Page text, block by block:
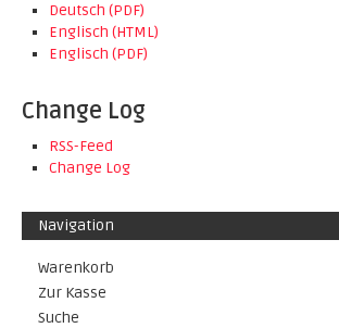
Deutsch (PDF)
Englisch (HTML)
Englisch (PDF)
Change Log
RSS-Feed
Change Log
Navigation
Warenkorb
Zur Kasse
Suche